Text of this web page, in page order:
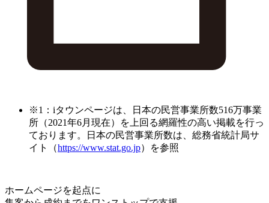
※1：iタウンページは、日本の民営事業所数516万事業
所（2021年6月現在）を上回る網羅性の高い掲載を行っ
ております。日本の民営事業所数は、総務省統計局サ
イト（https://www.stat.go.jp）を参照
ホームページを起点に